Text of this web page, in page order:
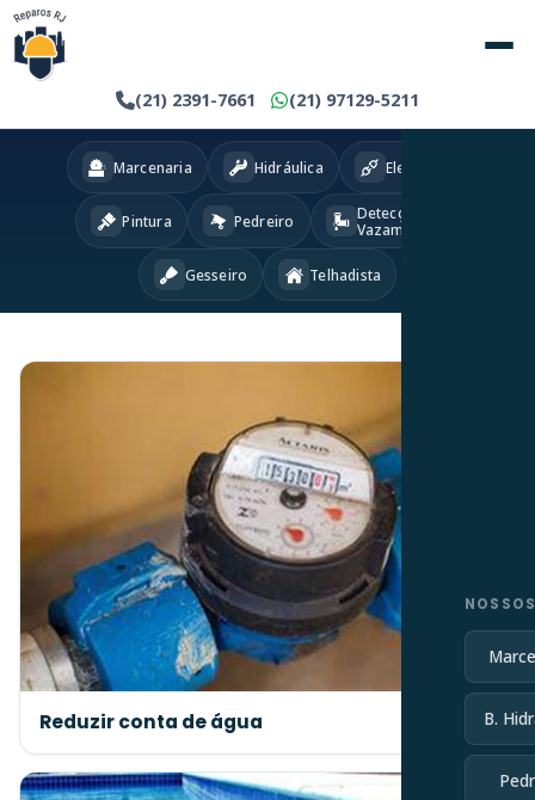
(21) 2391-7661 (21) 97129-5211
B.
Marcenaria Hidráulica Eletricista
Pintura Pedreiro
Detecção
Vazamentos
Gesseiro Telhadista
Reduzir conta de água